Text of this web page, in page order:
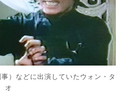
）などに出演していたウォン・タ
オ